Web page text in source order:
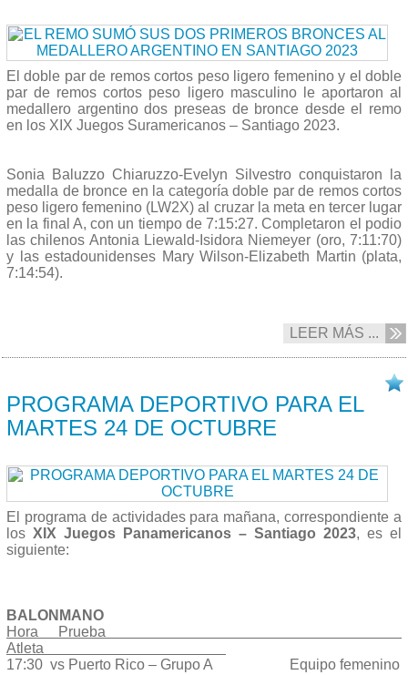
El doble par de remos cortos peso ligero femenino y el doble
par de remos cortos peso ligero masculino le aportaron al
medallero argentino dos preseas de bronce desde el remo
en los XIX Juegos Suramericanos – Santiago 2023.
Sonia Baluzzo Chiaruzzo-Evelyn Silvestro conquistaron la
medalla de bronce en la categoría doble par de remos cortos
peso ligero femenino (LW2X) al cruzar la meta en tercer lugar
en la final A, con un tiempo de 7:15:27. Completaron el podio
las chilenos Antonia Liewald-Isidora Niemeyer (oro, 7:11:70)
y las estadounidenses Mary Wilson-Elizabeth Martin (plata,
7:14:54).
LEER MÁS ...
PROGRAMA DEPORTIVO PARA EL
MARTES 24 DE OCTUBRE
El programa de actividades para mañana, correspondiente a
los XIX Juegos Panamericanos – Santiago 2023, es el
siguiente:
BALONMANO
Hora Prueba
Atleta
17:30 vs Puerto Rico – Grupo A Equipo femenino